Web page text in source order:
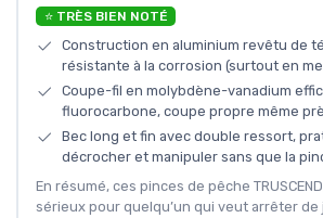
⭐ TRÈS BIEN NOTÉ
Construction en aluminium revêtu de
résistante à la corrosion (surtout en
Coupe-fil en molybdène-vanadium
fluorocarbone, coupe propre même
Bec long et fin avec double ressort,
décrocher et manipuler sans que la
En résumé, ces pinces de pêche
sérieux pour quelqu’un qui veut arrêter de